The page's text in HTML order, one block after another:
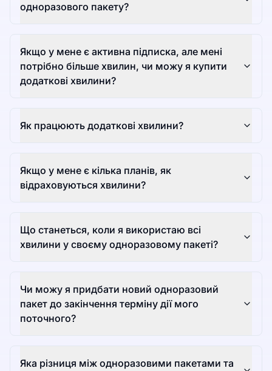
одноразового пакету?
Якщо у мене є активна підписка, але мені
потрібно більше хвилин, чи можу я купити
додаткові хвилини?
Як працюють додаткові хвилини?
Якщо у мене є кілька планів, як
відраховуються хвилини?
Що станеться, коли я використаю всі
хвилини у своєму одноразовому пакеті?
Чи можу я придбати новий одноразовий
пакет до закінчення терміну дії мого
поточного?
Яка різниця між одноразовими пакетами та